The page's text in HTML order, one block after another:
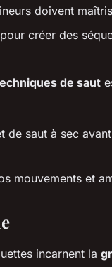
doivent
créer des
de saut
saut à sec
mouvements et
incarnent la